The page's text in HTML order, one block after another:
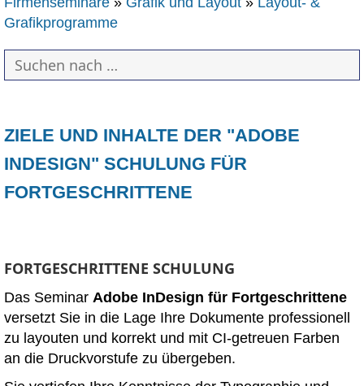
Grafikprogramme
ZIELE UND INHALTE DER "ADOBE
INDESIGN" SCHULUNG FÜR
FORTGESCHRITTENE
FORTGESCHRITTENE SCHULUNG
Das Seminar Adobe InDesign für Fortgeschrittene
versetzt Sie in die Lage Ihre Dokumente professionell
zu layouten und korrekt und mit CI-getreuen Farben
an die Druckvorstufe zu übergeben.